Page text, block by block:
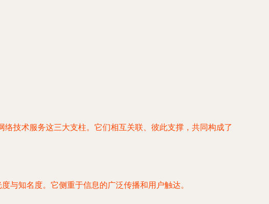
技术服务这三大支柱。它们相互关联、彼此支撑，共同构成了
与知名度。它侧重于信息的广泛传播和用户触达。